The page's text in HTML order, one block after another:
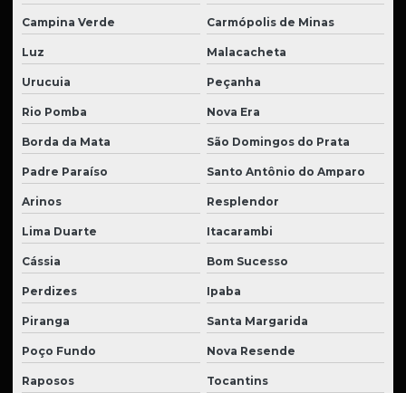
Campina Verde Carmópolis de Minas
Luz Malacacheta
Urucuia Peçanha
Rio Pomba Nova Era
Borda da Mata São Domingos do Prata
Padre Paraíso Santo Antônio do Amparo
Arinos Resplendor
Lima Duarte Itacarambi
Cássia Bom Sucesso
Perdizes Ipaba
Piranga Santa Margarida
Poço Fundo Nova Resende
Raposos Tocantins